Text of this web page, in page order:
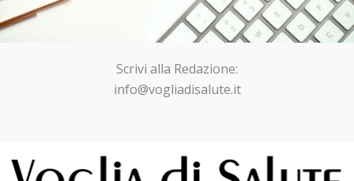
Scrivi alla Redazione:
info@vogliadisalute.it